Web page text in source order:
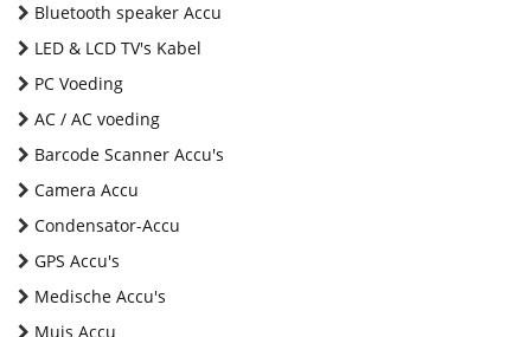
Bluetooth speaker Accu
LED & LCD TV's Kabel
PC Voeding
AC / AC voeding
Barcode Scanner Accu's
Camera Accu
Condensator-Accu
GPS Accu's
Medische Accu's
Muis Accu